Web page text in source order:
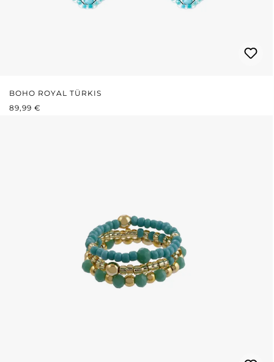
BOHO ROYAL TÜRKIS
REGULÄRER PREIS:
89,99 €